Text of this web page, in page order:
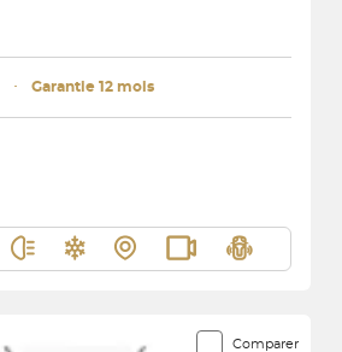
･ Garantie 12 mois
Comparer